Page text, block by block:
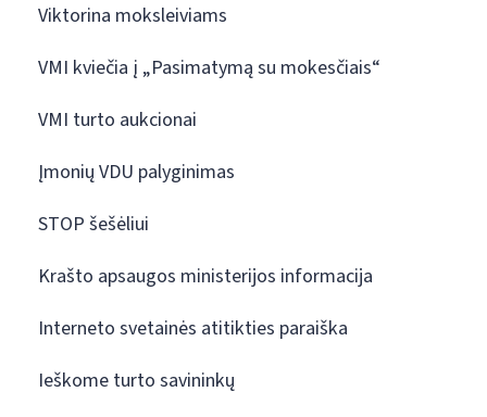
Viktorina moksleiviams
VMI kviečia į „Pasimatymą su mokesčiais“
VMI turto aukcionai
Įmonių VDU palyginimas
STOP šešėliui
Krašto apsaugos ministerijos informacija
Interneto svetainės atitikties paraiška
Ieškome turto savininkų